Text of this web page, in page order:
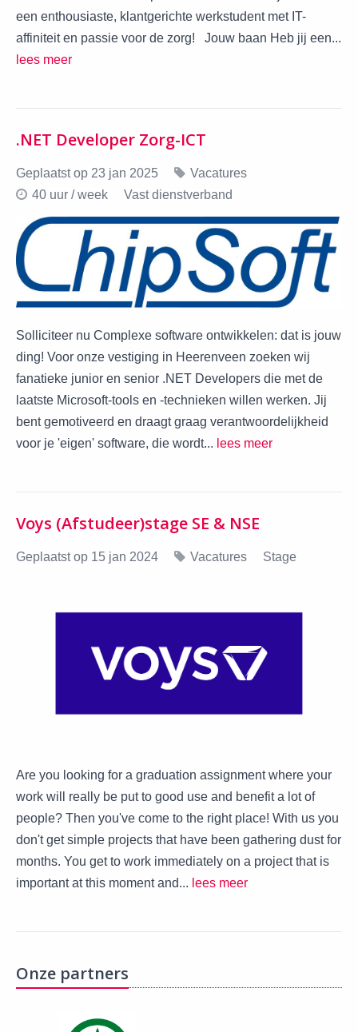
een enthousiaste, klantgerichte werkstudent met IT-
affiniteit en passie voor de zorg! ​Jouw baan Heb jij een...
lees meer
.NET Developer Zorg-ICT
Geplaatst op 23 jan 2025
Vacatures
40 uur / week
Vast dienstverband
Solliciteer nu Complexe software ontwikkelen: dat is jouw
ding! Voor onze vestiging in Heerenveen zoeken wij
fanatieke junior en senior .NET Developers die met de
laatste Microsoft-tools en -technieken willen werken. Jij
bent gemotiveerd en draagt graag verantwoordelijkheid
voor je 'eigen' software, die wordt... lees meer
Voys (Afstudeer)stage SE & NSE
Geplaatst op 15 jan 2024 Vacatures Stage
Are you looking for a graduation assignment where your
work will really be put to good use and benefit a lot of
people? Then you've come to the right place! With us you
don't get simple projects that have been gathering dust for
months. You get to work immediately on a project that is
important at this moment and... lees meer
Onze partners